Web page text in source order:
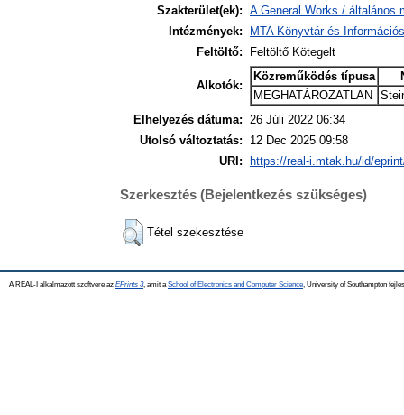
Szakterület(ek): A General Works / általános
Intézmények:
MTA Könyvtár és
Feltöltő:
Feltöltő Kötegelt
Alkotók:
Közreműködés típusa
MEGHATÁROZATLAN
Elhelyezés dátuma: 26 Júli 2022 06:34
Utolsó változtatás:
12 Dec 2025 09:58
URI:
https://real-i.mtak.hu/id/
Szerkesztés (Bejelentkezés szükséges)
Tétel szekesztése
A REAL-I alkalmazott szoftvere az EPrints 3, amit a School of Electronics and Computer Science , University of Southampton